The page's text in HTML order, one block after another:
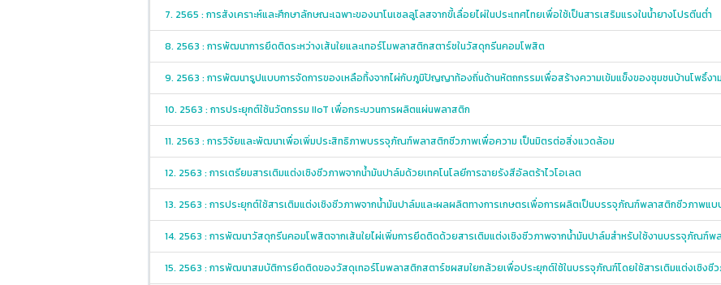
7. 2565 : การสังเคราะห์และศึกษาลักษณะเฉพาะของนาโนเซลลูโลสจากขี้เลื่อยไผ่ในประเทศไทยเพื่อใช้เป็นสารเสริมแรงในน้ำยางโปรตีนต่ำ
8. 2563 : การพัฒนาการยึดติดระหว่างเส้นใยและเทอร์โมพลาสติกสตาร์ชในวัสดุกรีนคอมโพสิต
9. 2563 : การพัฒนารูปแบบการจัดการของเหลือทิ้งจากไผ่กับภูมิปัญญาท้องถิ่นด้านหัตถกรรมเพื่อสร้างความเข้มแข็งของชุมชนบ้านโพธิ์งาม
10. 2563 : การประยุกต์ใช้นวัตกรรม IIoT เพื่อกระบวนการผลิตแผ่นพลาสติก
11. 2563 : การวิจัยและพัฒนาเพื่อเพิ่มประสิทธิภาพบรรจุภัณฑ์พลาสติกชีวภาพเพื่อความ เป็นมิตรต่อสิ่งแวดล้อม
12. 2563 : การเตรียมสารเติมแต่งเชิงชีวภาพจากน้ำมันปาล์มด้วยเทคโนโลยีการฉายรังสีอัลตร้าไวโอเลต
13. 2563 : การประยุกต์ใช้สารเติมแต่งเชิงชีวภาพจากน้ำมันปาล์มและผลผลิตทางการเกษตรเพื่อการผลิตเป็นบรรจุภัณฑ์พลาสติกชีวภาพแบ
14. 2563 : การพัฒนาวัสดุกรีนคอมโพสิตจากเส้นใยไผ่เพิ่มการยึดติดด้วยสารเติมแต่งเชิงชีวภาพจากน้ำมันปาล์มสำหรับใช้งานบรรจุภัณฑ์พ
15. 2563 : การพัฒนาสมบัติการยึดติดของวัสดุเทอร์โมพลาสติกสตาร์ชผสมใยกล้วยเพื่อประยุกต์ใช้ในบรรจุภัณฑ์โดยใช้สารเติมแต่งเชิงชีว